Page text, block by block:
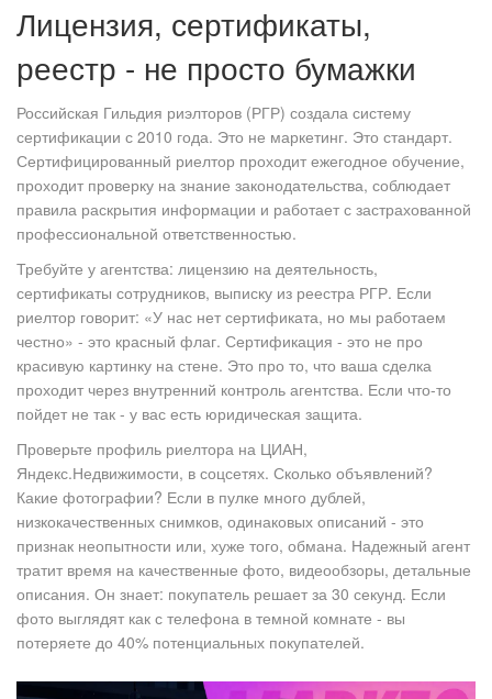
Лицензия, сертификаты,
реестр - не просто бумажки
Российская Гильдия риэлторов (РГР) создала систему
сертификации с 2010 года. Это не маркетинг. Это стандарт.
Сертифицированный риелтор проходит ежегодное обучение,
проходит проверку на знание законодательства, соблюдает
правила раскрытия информации и работает с застрахованной
профессиональной ответственностью.
Требуйте у агентства: лицензию на деятельность,
сертификаты сотрудников, выписку из реестра РГР. Если
риелтор говорит: «У нас нет сертификата, но мы работаем
честно» - это красный флаг. Сертификация - это не про
красивую картинку на стене. Это про то, что ваша сделка
проходит через внутренний контроль агентства. Если что-то
пойдет не так - у вас есть юридическая защита.
Проверьте профиль риелтора на ЦИАН,
Яндекс.Недвижимости, в соцсетях. Сколько объявлений?
Какие фотографии? Если в пулке много дублей,
низкокачественных снимков, одинаковых описаний - это
признак неопытности или, хуже того, обмана. Надежный агент
тратит время на качественные фото, видеообзоры, детальные
описания. Он знает: покупатель решает за 30 секунд. Если
фото выглядят как с телефона в темной комнате - вы
потеряете до 40% потенциальных покупателей.